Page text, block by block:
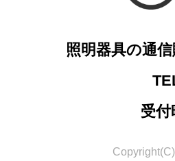
照明器具の通
受付